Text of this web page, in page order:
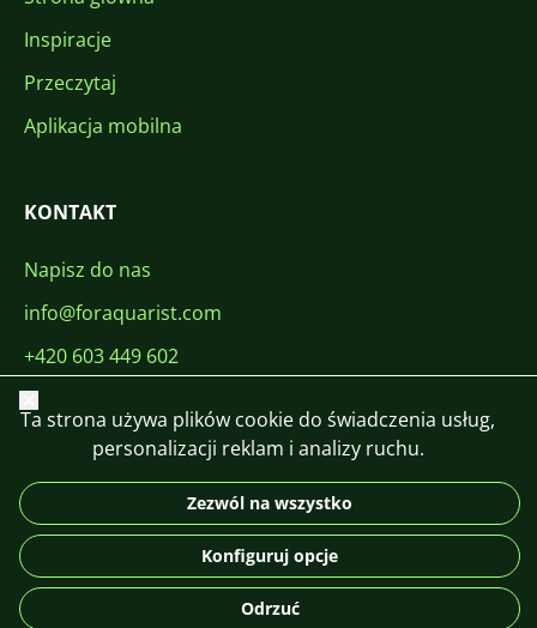
Inspiracje
Przeczytaj
Aplikacja mobilna
KONTAKT
Napisz do nas
info@foraquarist.com
+420 603 449 602
CS SK EN PL DE
© 2026 For Aquarist
Zamknij
Ta strona używa plików cookie do świadczenia usług,
personalizacji reklam i analizy ruchu.
Zezwól na wszystko
Konfiguruj opcje
Odrzuć